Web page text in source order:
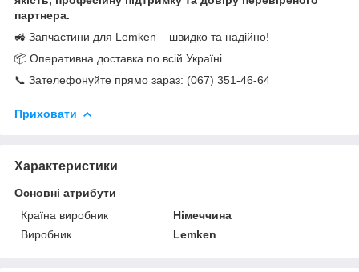
партнера.
🚜 Запчастини для Lemken – швидко та надійно!
📦 Оперативна доставка по всій Україні
📞 Зателефонуйте прямо зараз: (067) 351-46-64
Приховати
Характеристики
Основні атрибути
Країна виробник
Німеччина
Виробник
Lemken